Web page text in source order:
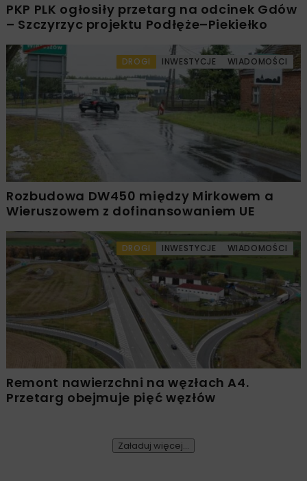
PKP PLK ogłosiły przetarg na odcinek Gdów
– Szczyrzyc projektu Podłęże–Piekiełko
DROGI INWESTYCJE WIADOMOŚCI
Rozbudowa DW450 między Mirkowem a
Wieruszowem z dofinansowaniem UE
DROGI INWESTYCJE WIADOMOŚCI
Remont nawierzchni na węzłach A4.
Przetarg obejmuje pięć węzłów
Załaduj więcej...